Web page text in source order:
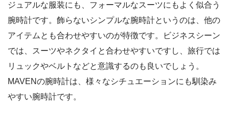
ジュアルな服装にも、フォーマルなスーツにもよく似合う
腕時計です。飾らないシンプルな腕時計というのは、他の
アイテムとも合わせやすいのが特徴です。ビジネスシーン
では、スーツやネクタイと合わせやすいですし、旅行では
リュックやベルトなどと意識するのも良いでしょう。
MAVENの腕時計は、様々なシチュエーションにも馴染み
やすい腕時計です。